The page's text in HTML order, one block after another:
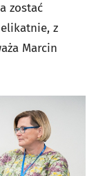
zostać
z
Marcin